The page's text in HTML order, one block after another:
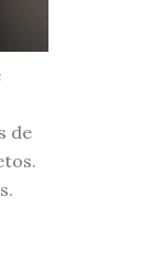
de